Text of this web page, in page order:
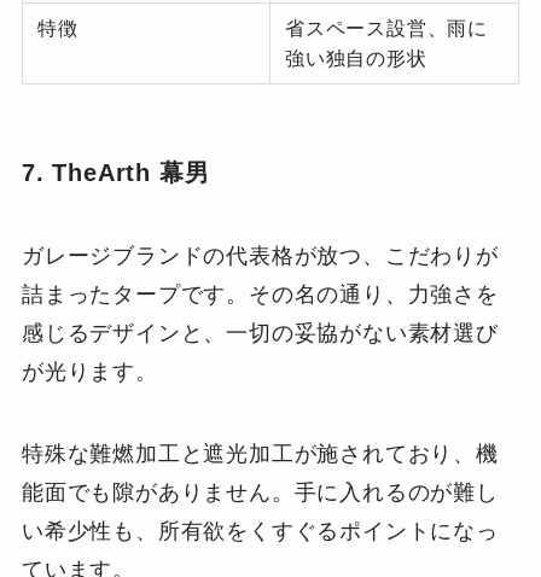
特徴
省スペース設営、雨に
強い独自の形状
7. TheArth 幕男
ガレージブランドの代表格が放つ、こだわりが
詰まったタープです。その名の通り、力強さを
感じるデザインと、一切の妥協がない素材選び
が光ります。
特殊な難燃加工と遮光加工が施されており、機
能面でも隙がありません。手に入れるのが難し
い希少性も、所有欲をくすぐるポイントになっ
ています。